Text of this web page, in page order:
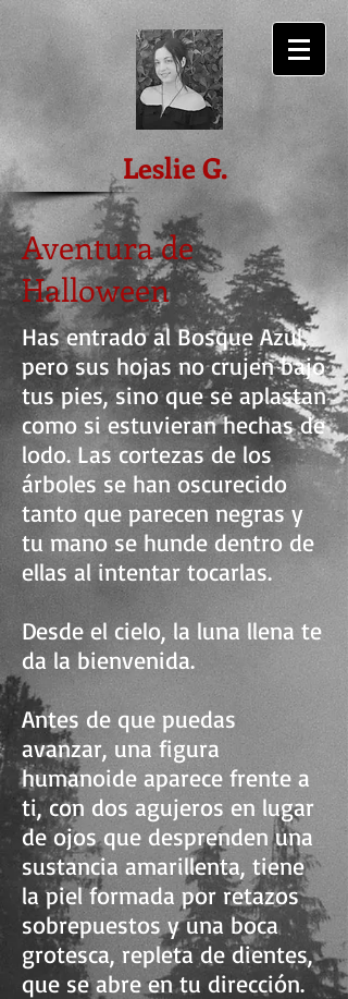
Leslie G.
Aventura de
Halloween
Has entrado al Bosque Azul,
pero sus hojas no crujen bajo
tus pies, sino que se aplastan
como si estuvieran hechas de
lodo. Las cortezas de los
árboles se han oscurecido
tanto que parecen negras y
tu mano se hunde dentro de
ellas al intentar tocarlas.
Desde el cielo, la luna llena te
da la bienvenida.
Antes de que puedas
avanzar, una figura
humanoide aparece frente a
ti, con dos agujeros en lugar
de ojos que desprenden una
sustancia amarillenta, tiene
la piel formada por retazos
sobrepuestos y una boca
grotesca, repleta de dientes,
que se abre en tu dirección.